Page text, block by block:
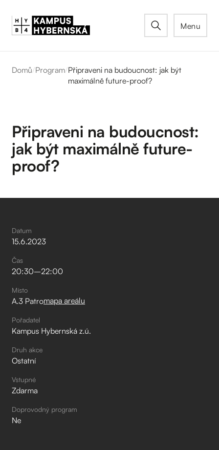
Menu
Domů/Program/Připraveni na budoucnost: jak být
maximálně future-proof?
Připraveni na budoucnost:
jak být maximálně future-
proof?
Datum
15.6.2023
Čas
20:30–⁠22:00
Místo
A.3 Patromapa areálu
Pořadatel
Kampus Hybernská z.ú.
Druh akce
Ostatní
Vstupné
Zdarma
Doprovodný program
Ne